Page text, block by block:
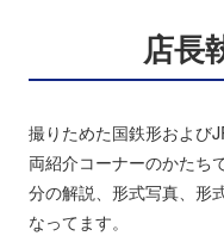
店長
撮りためた国鉄形および
両紹介コーナーのかたち
分の解説、形式写真、形
なってます。